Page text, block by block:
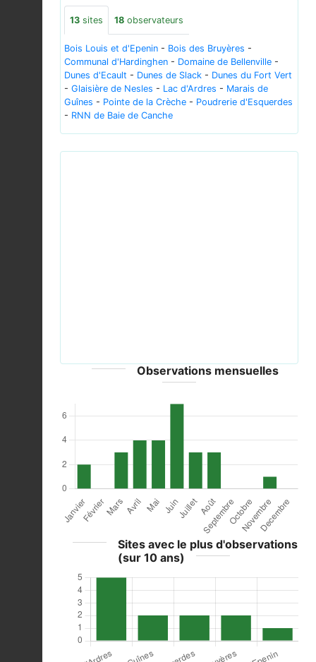
13 sites 18 observateurs
Bois Louis et d'Epenin - Bois des Bruyères -
Communal d'Hardinghen - Domaine de Bellenville -
Dunes d'Ecault - Dunes de Slack - Dunes du Fort Vert
- Glaisière de Nesles - Lac d'Ardres - Marais de
Guînes - Pointe de la Crèche - Poudrerie d'Esquerdes
- RNN de Baie de Canche
Observations mensuelles
Sites avec le plus d'observations
(sur 10 ans)